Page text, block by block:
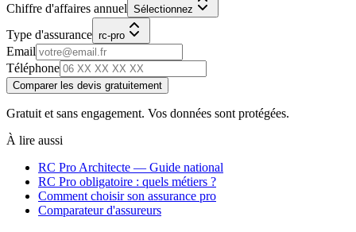
Chiffre d'affaires annuel Sélectionnez
Type d'assurance rc-pro
Email
Téléphone
Comparer les devis gratuitement
Gratuit et sans engagement. Vos données sont protégées.
À lire aussi
RC Pro Architecte — Guide national
RC Pro obligatoire : quels métiers ?
Comment choisir son assurance pro
Comparateur d'assureurs